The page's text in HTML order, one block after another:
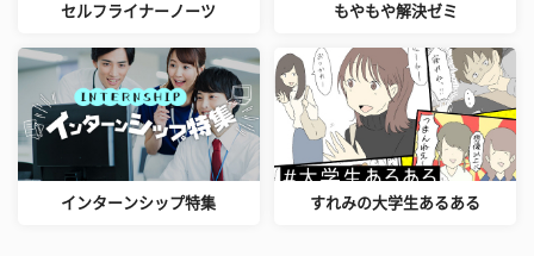
セルフライナーノーツ もやもや解決ゼミ
インターンシップ特集 すれみの大学生あるある